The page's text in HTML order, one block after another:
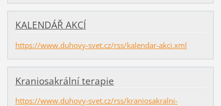
KALENDÁŘ AKCÍ
https://www.duhovy-svet.cz/rss/kalendar-akci.xml
Kraniosakrální terapie
https://www.duhovy-svet.cz/rss/kraniosakralni-